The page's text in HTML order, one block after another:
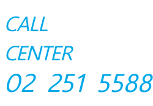
CALL
CENTER
02 251 5588